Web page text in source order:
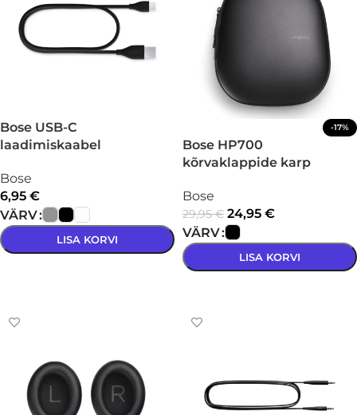
Bose USB-C
laadimiskaabel
Bose
6,95 €
VÄRV
LISA KORVI
-17%
Bose HP700
kõrvaklappide karp
Bose
29,95€ 24,95 €
VÄRV
LISA KORVI